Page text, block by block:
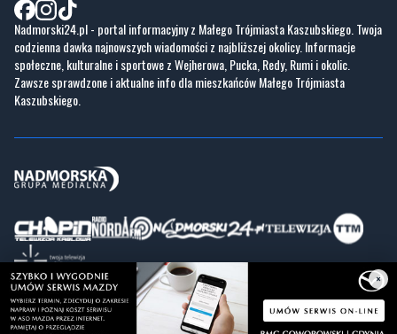
Nadmorski24.pl - portal informacyjny z Małego Trójmiasta Kaszubskiego. Twoja
codzienna dawka najnowszych wiadomości z najbliższej okolicy. Informacje
społeczne, kulturalne i sportowe z Wejherowa, Pucka, Redy, Rumi i okolic.
Zawsze sprawdzone i aktualne info dla mieszkańców Małego Trójmiasta
Kaszubskiego.
Copyrights © Nadmorski24.pl 2026 r.
Projekt i wykonaniePixlab.pl
×